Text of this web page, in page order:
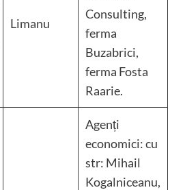
Limanu
Consulting,
ferma
Buzabrici,
ferma Fosta
Raarie.
Agenți
economici: cu
str: Mihail
Kogalniceanu,